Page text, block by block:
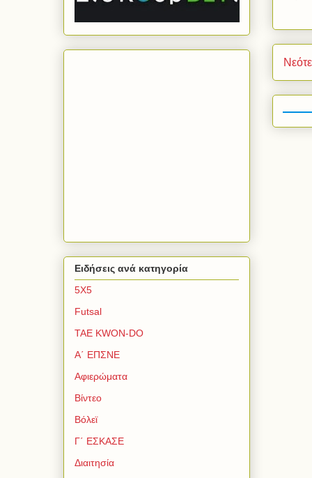
Ειδήσεις ανά κατηγορία
5Χ5
Futsal
TAE KWON-DO
Α΄ ΕΠΣΝΕ
Αφιερώματα
Βίντεο
Βόλεϊ
Γ΄ ΕΣΚΑΣΕ
Διαιτησία